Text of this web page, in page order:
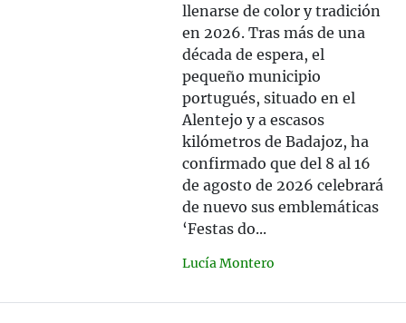
llenarse de color y tradición
en 2026. Tras más de una
década de espera, el
pequeño municipio
portugués, situado en el
Alentejo y a escasos
kilómetros de Badajoz, ha
confirmado que del 8 al 16
de agosto de 2026 celebrará
de nuevo sus emblemáticas
‘Festas do...
Lucía Montero